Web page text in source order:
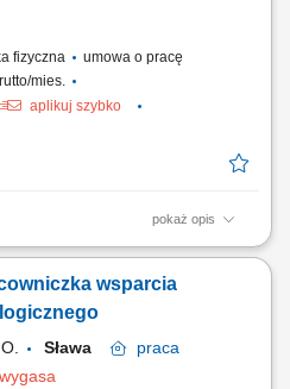
fizyczna
umowa o pracę
mies.
aplikuj szybko
pokaż opis
do zgrzewania folii – ustawiać
– z magazynem, drukarzami,
i bezpieczeństwo na stanowisku.
wsparcia
Sława
praca